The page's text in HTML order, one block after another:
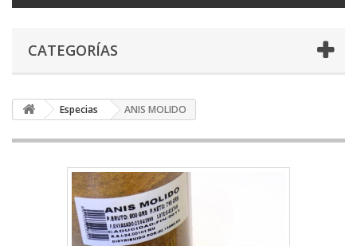
CATEGORÍAS
Especias ANIS MOLIDO